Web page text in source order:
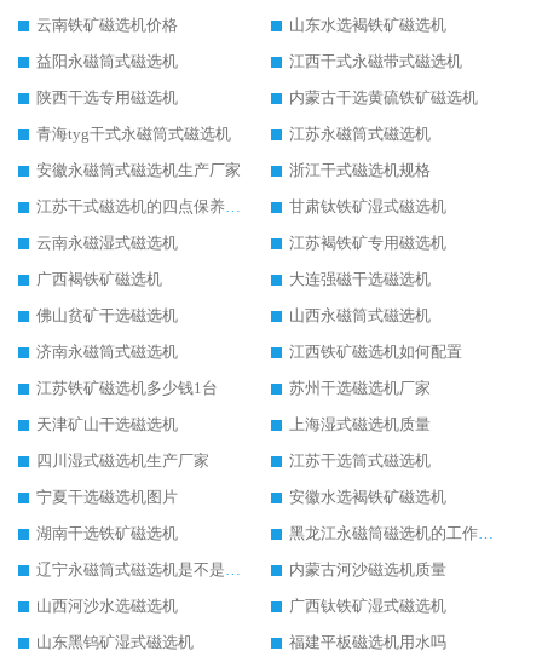
云南铁矿磁选机价格
山东水选褐铁矿磁选机
益阳永磁筒式磁选机
江西干式永磁带式磁选机
陕西干选专用磁选机
内蒙古干选黄硫铁矿磁选机
青海tyg干式永磁筒式磁选机
江苏永磁筒式磁选机
安徽永磁筒式磁选机生产厂家
浙江干式磁选机规格
江苏干式磁选机的四点保养秘籍
甘肃钛铁矿湿式磁选机
云南永磁湿式磁选机
江苏褐铁矿专用磁选机
广西褐铁矿磁选机
大连强磁干选磁选机
佛山贫矿干选磁选机
山西永磁筒式磁选机
济南永磁筒式磁选机
江西铁矿磁选机如何配置
江苏铁矿磁选机多少钱1台
苏州干选磁选机厂家
天津矿山干选磁选机
上海湿式磁选机质量
四川湿式磁选机生产厂家
江苏干选筒式磁选机
宁夏干选磁选机图片
安徽水选褐铁矿磁选机
湖南干选铁矿磁选机
黑龙江永磁筒磁选机的工作原理
辽宁永磁筒式磁选机是不是强磁
内蒙古河沙磁选机质量
山西河沙水选磁选机
广西钛铁矿湿式磁选机
山东黑钨矿湿式磁选机
福建平板磁选机用水吗